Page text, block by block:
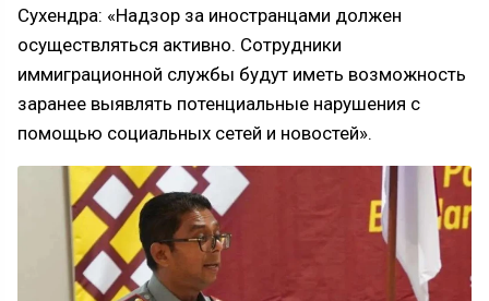
Сухендра: «Надзор за иностранцами должен
осуществляться активно. Сотрудники
иммиграционной службы будут иметь возможность
заранее выявлять потенциальные нарушения с
помощью социальных сетей и новостей».